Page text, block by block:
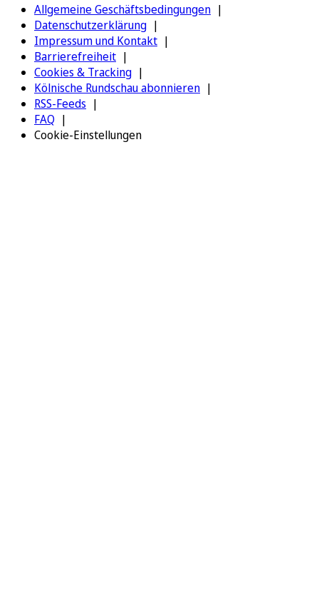
Allgemeine Geschäftsbedingungen
Datenschutzerklärung
Impressum und Kontakt
Barrierefreiheit
Cookies & Tracking
Kölnische Rundschau abonnieren
RSS-Feeds
FAQ
Cookie-Einstellungen